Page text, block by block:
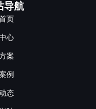
导航
页
心
案
例
态